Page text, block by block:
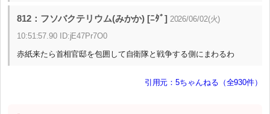
812：フソバクテリウム(みかか) [ﾆﾀﾞ] 2026/06/02(火)
10:51:57.90 ID:jE47Pr7O0
赤紙来たら首相官邸を包囲して自衛隊と戦争する側にまわるわ
引用元：5ちゃんねる（全930件）